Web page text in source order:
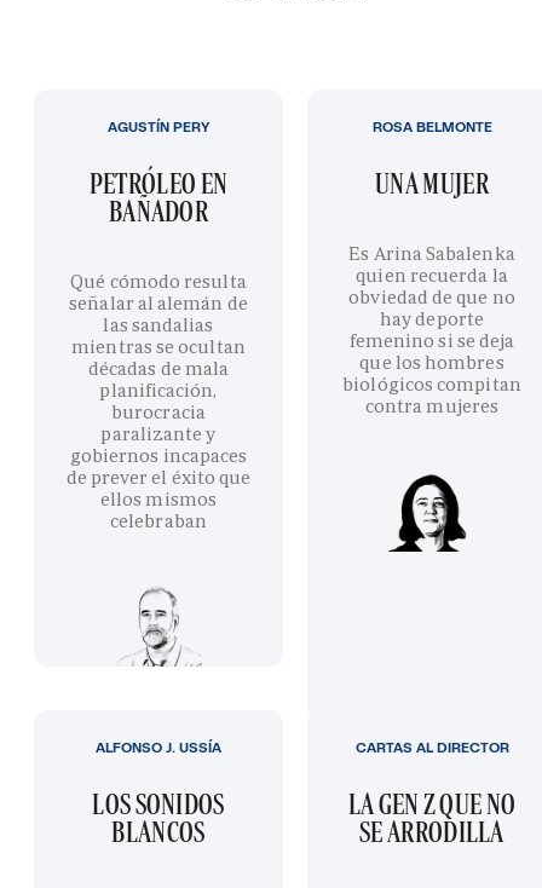
PETRÓLEO EN
BAÑADOR
Qué cómodo resulta
señalar al alemán de
las sandalias
mientras se ocultan
décadas de mala
planificación,
burocracia
paralizante y
gobiernos incapaces
de prever el éxito que
ellos mismos
celebraban
AGUSTÍN PERY
UNA MUJER
Es Arina Sabalenka
quien recuerda la
obviedad de que no
hay deporte
femenino si se deja
que los hombres
biológicos compitan
contra mujeres
ROSA BELMONTE
LOS SONIDOS
BLANCOS
ALFONSO J. USSÍA
LA GEN Z QUE NO
SE ARRODILLA
CARTAS AL DIRECTOR